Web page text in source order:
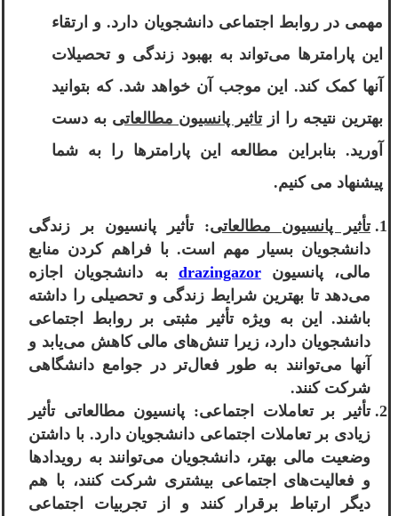
مهمی در روابط اجتماعی دانشجویان دارد. و ارتقاء
این پارامترها می‌تواند به بهبود زندگی و تحصیلات
آنها کمک کند. این موجب آن خواهد شد. که بتوانید
بهترین نتیجه را ازتاثیر پانسیون مطالعاتی به دست
آورید. بنابراین مطالعه این پارامترها را به شما
پیشنهاد می کنیم.
تأثیر پانسیون مطالعاتی: تأثیر پانسیون بر زندگی
دانشجویان بسیار مهم است. با فراهم کردن منابع
مالی، پانسیونdrazingazor به دانشجویان اجازه
می‌دهد تا بهترین شرایط زندگی و تحصیلی را داشته
باشند. این به ویژه تأثیر مثبتی بر روابط اجتماعی
دانشجویان دارد، زیرا تنش‌های مالی کاهش می‌یابد و
آنها می‌توانند به طور فعال‌تر در جوامع دانشگاهی
شرکت کنند.
تأثیر بر تعاملات اجتماعی: پانسیون مطالعاتی تأثیر
زیادی بر تعاملات اجتماعی دانشجویان دارد. با داشتن
وضعیت مالی بهتر، دانشجویان می‌توانند به رویدادها
و فعالیت‌های اجتماعی بیشتری شرکت کنند، با هم
دیگر ارتباط برقرار کنند و از تجربیات اجتماعی